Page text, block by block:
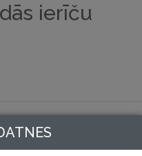
ierīču